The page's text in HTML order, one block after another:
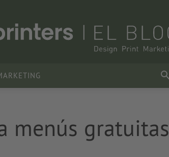
menús gratuitas